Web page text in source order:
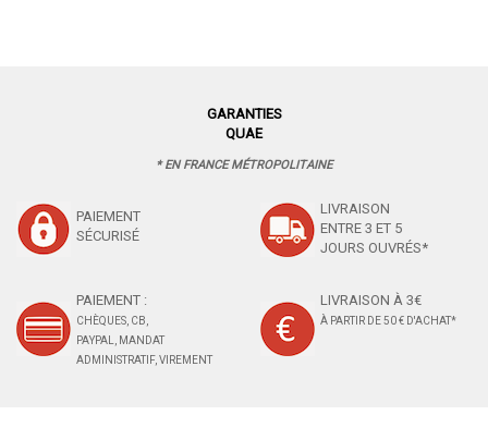
GARANTIES
QUAE
* EN FRANCE MÉTROPOLITAINE
PAIEMENT
SÉCURISÉ
LIVRAISON
ENTRE 3 ET 5
JOURS OUVRÉS*
PAIEMENT :
CHÈQUES, CB,
PAYPAL, MANDAT
ADMINISTRATIF, VIREMENT
LIVRAISON À 3€
À PARTIR DE 50 € D'ACHAT*